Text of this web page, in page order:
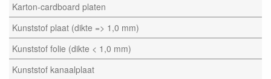
Karton-cardboard platen
Kunststof plaat (dikte => 1,0 mm)
Kunststof folie (dikte < 1,0 mm)
Kunststof kanaalplaat